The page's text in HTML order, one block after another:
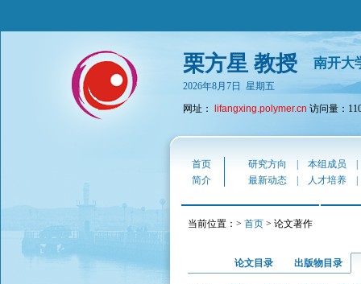
栗方星 教授 南开大
2026年8月7日 星期五
网址：
lifangxing.polymer.cn 访问量：
首页 研究方向 本组成员
简介
最新动态 人才培养
当前位置：> 首页 > 论文著作
论文目录 出版物目录